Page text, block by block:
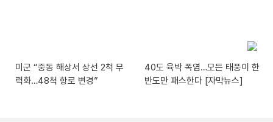
미군 “중동 해상서 상선 2척 무
력화…48척 항로 변경”
40도 육박 폭염…모든 태풍이 한
반도만 패스한다 [자막뉴스]